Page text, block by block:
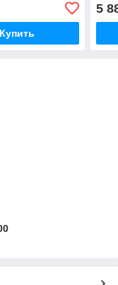
лет)
Купить
5